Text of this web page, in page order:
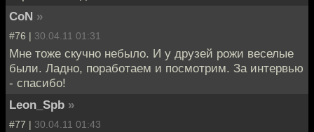
CoN »
#76 | 30.04.11 01:31
Мне тоже скучно небыло. И у друзей рожи веселые
были. Ладно, поработаем и посмотрим. За интервью
- спасибо!
Leon_Spb »
#77 | 30.04.11 01:43